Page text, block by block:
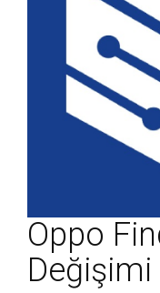
Oppo
Değişimi